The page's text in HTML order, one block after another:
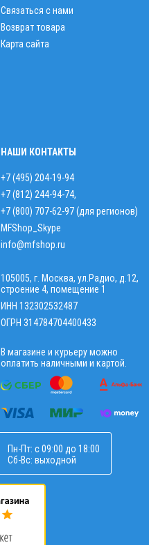
Связаться с нами
Возврат товара
Карта сайта
НАШИ КОНТАКТЫ
+7 (495) 204-19-94
+7 (812) 244-94-74,
+7 (800) 707-62-97 (для регионов)
MFShop_Skype
info@mfshop.ru
105005, г. Москва, ул.Радио, д.12,
строение 4, помещение 1
ИНН 132302532487
ОГРН 314784704400433
В магазине и курьеру можно
оплатить наличными и картой.
Пн-Пт: с 09:00 до 18:00
Сб-Вс: выходной